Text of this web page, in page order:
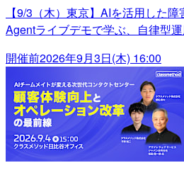
【9/3（木）東京】AIを活用した
Agentライブデモで学ぶ、自律型
開催前2026年9月3日(木) 16:00